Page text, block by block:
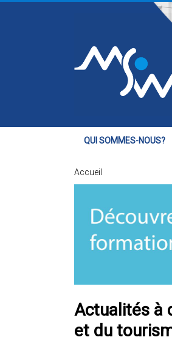
QUI SOMMES-NOUS?
Accueil
Actualités à
et du